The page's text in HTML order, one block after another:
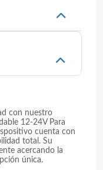
con nuestro
12-24V Para
cuenta con
total. Su
acercando la
única.